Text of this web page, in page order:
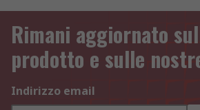
Rimani aggiornato
prodotto e sulle
Indirizzo email